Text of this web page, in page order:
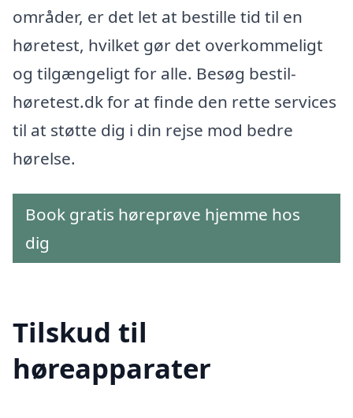
områder, er det let at bestille tid til en
høretest, hvilket gør det overkommeligt
og tilgængeligt for alle. Besøg bestil-
høretest.dk for at finde den rette services
til at støtte dig i din rejse mod bedre
hørelse.
Book gratis høreprøve hjemme hos
dig
Tilskud til
høreapparater